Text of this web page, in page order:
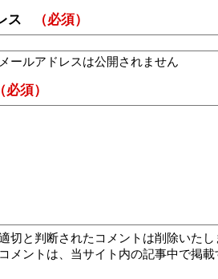
ス （必須）
ールアドレスは公開されません
（必須）
切と判断されたコメントは削除いたし
メントは、当サイト内の記事中で掲